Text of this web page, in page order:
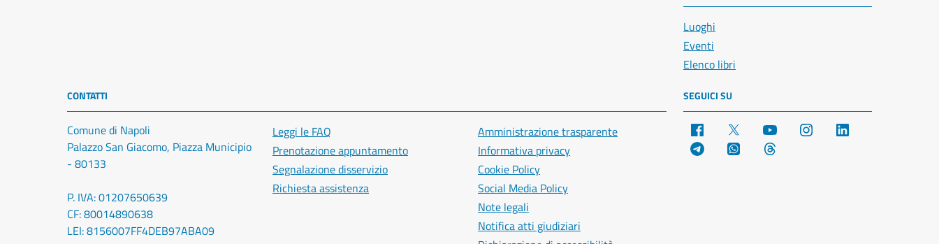
Luoghi
Eventi
Elenco libri
CONTATTI
Comune di Napoli
Palazzo San Giacomo, Piazza Municipio
- 80133
P. IVA: 01207650639
CF: 80014890638
LEI: 8156007FF4DEB97ABA09
Leggi le FAQ
Prenotazione appuntamento
Segnalazione disservizio
Richiesta assistenza
Amministrazione trasparente
Informativa privacy
Cookie Policy
Social Media Policy
Note legali
Notifica atti giudiziari
SEGUICI SU
Facebook YouTube Instagram
Telegram WhatsApp